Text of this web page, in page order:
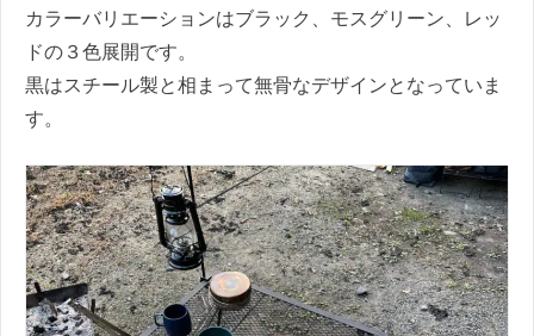
カラーバリエーションはブラック、モスグリーン、レッ
ドの３色展開です。
黒はスチール製と相まって無骨なデザインとなっていま
す。